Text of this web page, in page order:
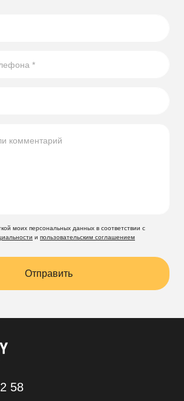
моих персональных данных в соответствии с
и пользовательским соглашением
Отправить
58